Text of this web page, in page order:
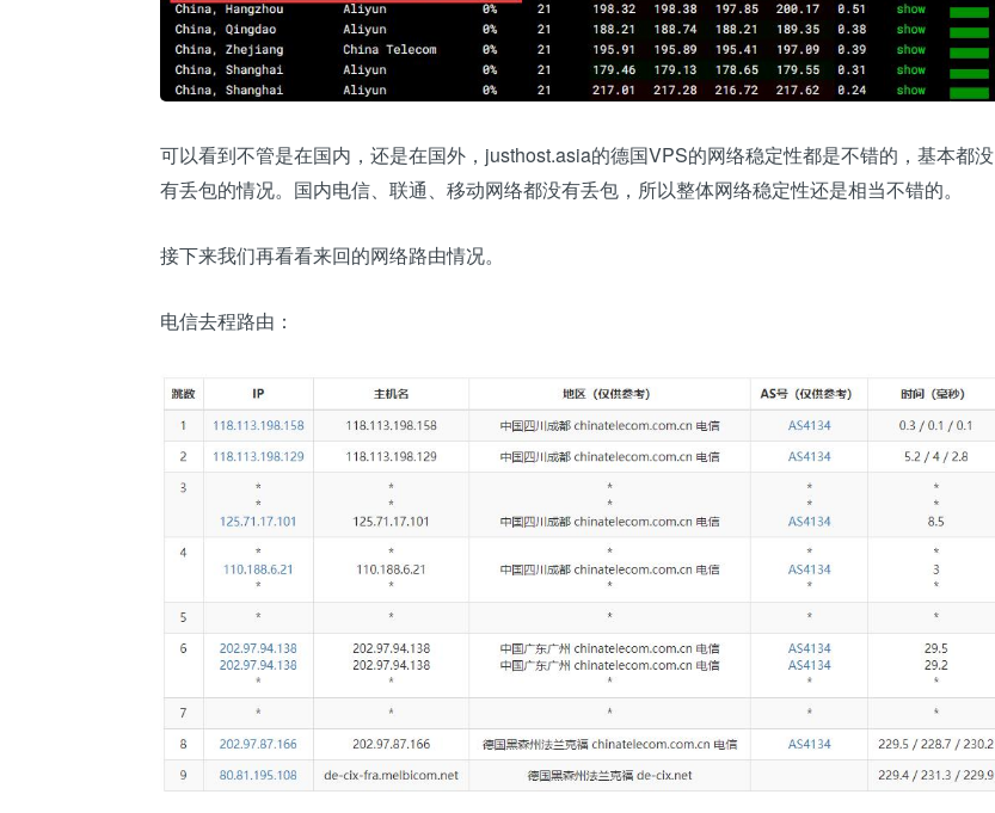
可以看到不管是在国内，还是在国外，justhost.asia的德国VPS的网络稳定性都是不错的，基本都没
有丢包的情况。国内电信、联通、移动网络都没有丢包，所以整体网络稳定性还是相当不错的。
接下来我们再看看来回的网络路由情况。
电信去程路由：